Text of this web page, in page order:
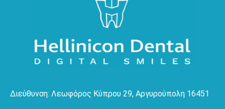
Διεύθυνση: Λεωφόρος Κύπρου 29, Αργυρούπολη 16451